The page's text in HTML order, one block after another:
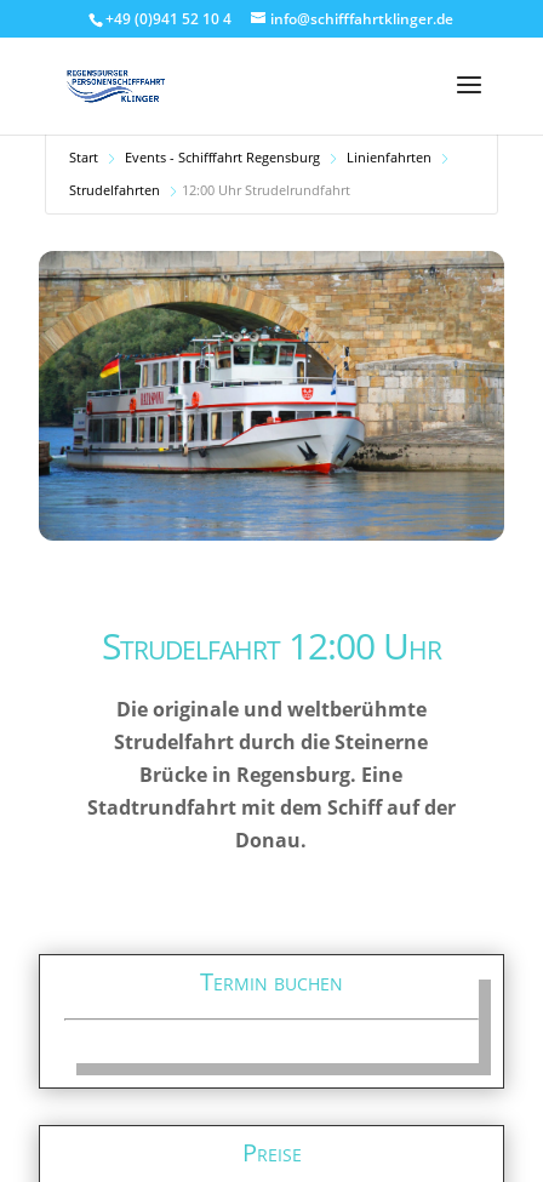
+49 (0)941 52 10 4 info@schifffahrtklinger.de
Start Events - Schifffahrt Regensburg
Linienfahrten
Strudelfahrten
12:00 Uhr Strudelrundfahrt
Strudelfahrt 12:00 Uhr
Die originale und weltberühmte
Strudelfahrt durch die Steinerne
Brücke in Regensburg. Eine
Stadtrundfahrt mit dem Schiff auf der
Donau.
Termin buchen
Preise